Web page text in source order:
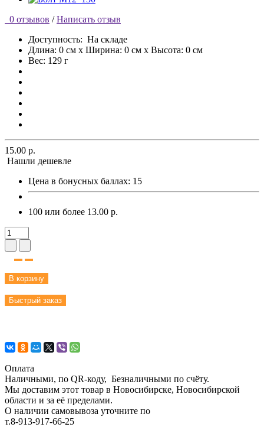
0 отзывов / Написать отзыв
Доступность: На складе
Длина: 0 см x Ширина: 0 см x Высота: 0 см
Вес: 129 г
15.00 р.
Нашли дешевле
Цена в бонусных баллах: 15
100 или более 13.00 р.
В корзину
Быстрый заказ
Оплата
Наличными, по QR-коду, Безналичными по счёту.
Мы доставим этот товар в Новосибирске, Новосибирской
области и за её пределами.
О наличии самовывоза уточните по
т.8-913-917-66-25